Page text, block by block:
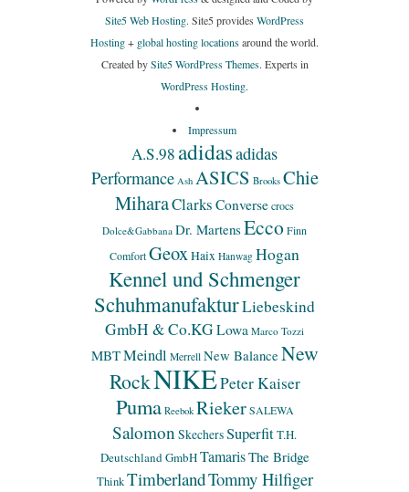
Site5 Web Hosting. Site5 provides WordPress
Hosting+ global hosting locationsaround the world.
Created bySite5 WordPress Themes. Experts in
WordPress Hosting.
Impressum
A.S.98adidasadidas
Performance Ash ASICS Brooks Chie
MiharaClarks Conversecrocs
Dolce&Gabbana Dr. MartensEccoFinn
ComfortGeoxHaix Hanwag Hogan
Kennel und Schmenger
SchuhmanufakturLiebeskind
GmbH & Co.KG Lowa Marco Tozzi
MBTMeindl Merrell New Balance New
RockNIKEPeter Kaiser
Puma Reebok Rieker SALEWA
Salomon SkechersSuperfitT.H.
Deutschland GmbHTamarisThe Bridge
Think TimberlandTommy Hilfiger